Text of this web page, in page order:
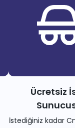
Ücretsiz
İstediğiniz kadar